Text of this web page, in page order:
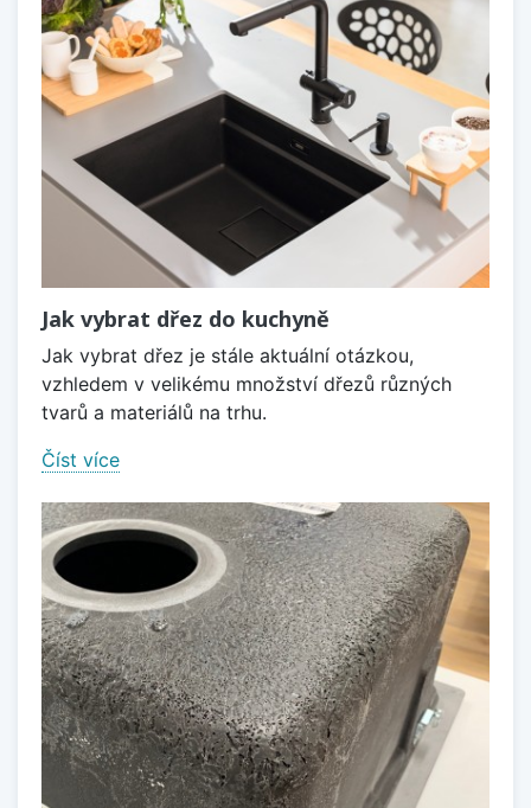
Jak vybrat dřez do kuchyně
Jak vybrat dřez je stále aktuální otázkou,
vzhledem v velikému množství dřezů různých
tvarů a materiálů na trhu.
Číst více